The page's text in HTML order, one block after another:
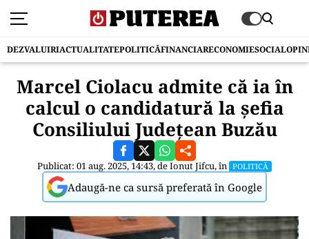
DEZVALUIRIACTUALITATEPOLITICĂFINANCIARECONOMIESOCIAL
Marcel Ciolacu admite că ia în
calcul o candidatură la şefia
Consiliului Judeţean Buzău
Publicat: 01 aug. 2025, 14:43, deIonut Jifcu, în POLITICĂ
Adaugă-ne ca sursă preferată în Google